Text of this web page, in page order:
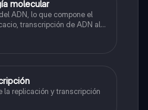
molecular
compone el
transcripción de ADN al
a proteína.
la replicación y transcripción